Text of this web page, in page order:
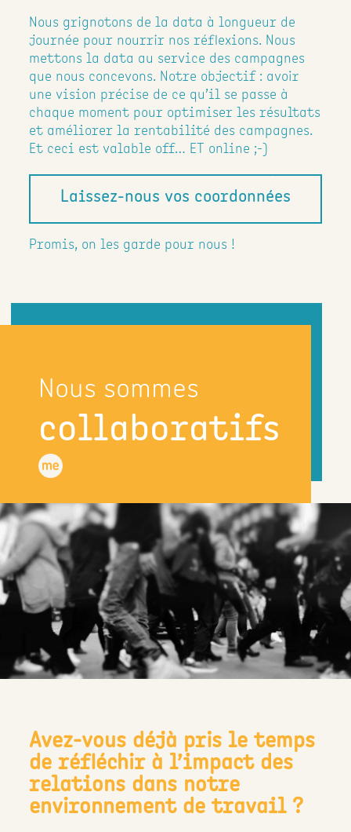
Nous grignotons de la data à longueur de
journée pour nourrir nos réflexions. Nous
mettons la data au service des campagnes
que nous concevons. Notre objectif : avoir
une vision précise de ce qu’il se passe à
chaque moment pour optimiser les résultats
et améliorer la rentabilité des campagnes.
Et ceci est valable off… ET online ;-)
Laissez-nous vos coordonnées
Promis, on les garde pour nous !
Nous sommes
collaboratifs
Avez-vous déjà pris le temps
de réfléchir à l’impact des
relations dans notre
environnement de travail ?